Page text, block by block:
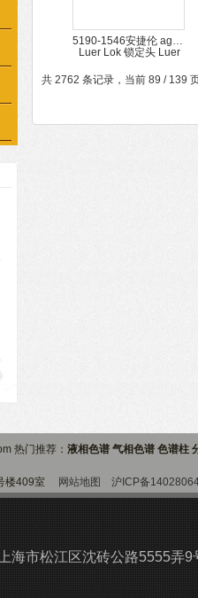
5190-1546安捷伦 agilent 手动进样针 带PTFE 头推杆和Luer Lok 锁定头
共 2762 条记录，当前 89 / 139
热门推荐： 液相色谱 气相色谱 色谱柱
楼409室 网站地图 沪ICP备
海市松江区沈砖公路5555弄9